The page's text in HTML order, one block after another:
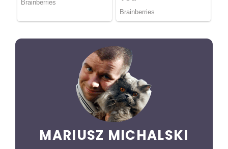
MARIUSZ MICHALSKI